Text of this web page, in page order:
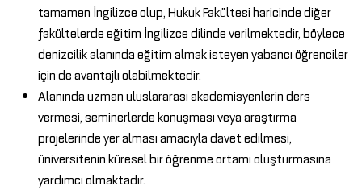
tamamen İngilizce olup, Hukuk Fakültesi haricinde diğer
fakültelerde eğitim İngilizce dilinde verilmektedir, böylece
denizcilik alanında eğitim almak isteyen yabancı öğrenciler
için de avantajlı olabilmektedir.
Alanında uzman uluslararası akademisyenlerin ders
vermesi, seminerlerde konuşması veya araştırma
projelerinde yer alması amacıyla davet edilmesi,
üniversitenin küresel bir öğrenme ortamı oluşturmasına
yardımcı olmaktadır.